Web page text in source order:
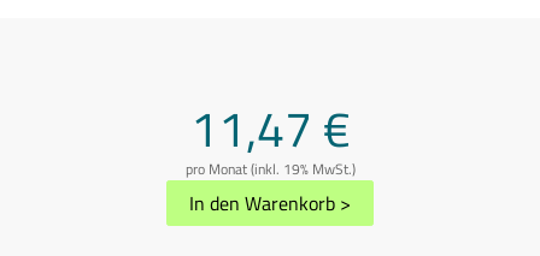
11,47 €
pro Monat (inkl. 19% MwSt.)
In den Warenkorb >